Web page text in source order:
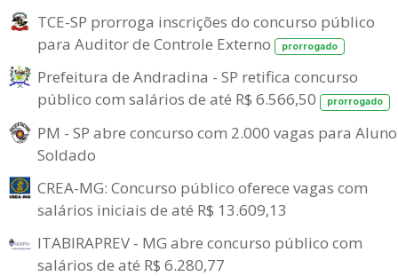
TCE-SP prorroga inscrições do concurso público
para Auditor de Controle Externo
prorrogado
Prefeitura de Andradina - SP retifica concurso
público com salários de até R$ 6.566,50
prorrogado
PM - SP abre concurso com 2.000 vagas para
Soldado
CREA-MG: Concurso público oferece vagas com
salários iniciais de até R$ 13.609,13
ITABIRAPREV - MG abre concurso público com
salários de até R$ 6.280,77